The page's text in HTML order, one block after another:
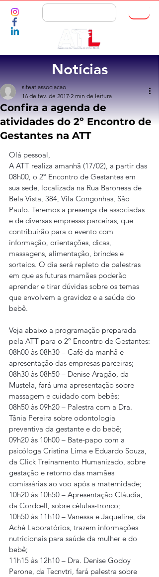
Notícias
Confira a agenda de
atividades do 2º Encontro de
Gestantes na ATT
siteatlassociacao
16 de fev. de 2017 2 min de leitura
Olá pessoal,
A ATT realiza amanhã (17/02), a partir das
08h00, o 2º Encontro de Gestantes em
sua sede, localizada na Rua Baronesa de
Bela Vista, 384, Vila Congonhas, São
Paulo. Teremos a presença de associadas
e de diversas empresas parceiras, que
contribuirão para o evento com
informação, orientações, dicas,
massagens, alimentação, brindes e
sorteios. O dia será repleto de palestras
em que as futuras mamães poderão
aprender e tirar dúvidas sobre os temas
que envolvem a gravidez e a saúde do
bebê.
Veja abaixo a programação preparada
pela ATT para o 2º Encontro de Gestantes:
08h00 às 08h30 – Café da manhã e
apresentação das empresas parceiras;
08h30 às 08h50 – Denise Aragão, da
Mustela, fará uma apresentação sobre
massagem e cuidado com bebês;
08h50 às 09h20 – Palestra com a Dra.
Tânia Pereira sobre odontologia
preventiva da gestante e do bebê;
09h20 às 10h00 – Bate-papo com a
psicóloga Cristina Lima e Eduardo Souza,
da Click Treinamento Humanizado, sobre
gestação e retorno das mamães
comissárias ao voo após a maternidade;
10h20 às 10h50 – Apresentação Cláudia,
da Cordcell, sobre células-tronco;
10h50 às 11h10 – Vanessa e Jaqueline, da
Aché Laboratórios, trazem informações
nutricionais para saúde da mulher e do
bebê;
11h15 às 12h10 – Dra. Denise Godoy
Perone, da Tecnvtri, fará palestra sobre